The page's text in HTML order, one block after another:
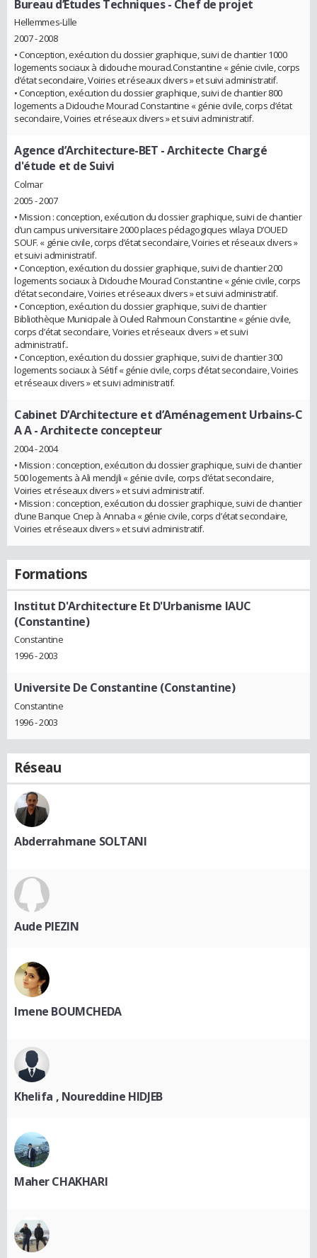
Bureau d’Etudes Techniques- Chef de projet
Hellemmes-Lille
2007 - 2008
• Conception, exécution du dossier graphique, suivi de chantier 1000
logements sociaux à didouche mourad.Constantine « génie civile, corps
d’état secondaire, Voiries et réseaux divers » et suivi administratif.
• Conception, exécution du dossier graphique, suivi de chantier 800
logements a Didouche Mourad Constantine « génie civile, corps d’état
secondaire, Voiries et réseaux divers » et suivi administratif.
Agence d’Architecture-BET - Architecte Chargé
d'étude et de Suivi
Colmar
2005 - 2007
• Mission : conception, exécution du dossier graphique, suivi de chantier
d’un campus universitaire 2000 places pédagogiques wilaya D’OUED
SOUF. « génie civile, corps d’état secondaire, Voiries et réseaux divers »
et suivi administratif.
• Conception, exécution du dossier graphique, suivi de chantier 200
logements sociaux à Didouche Mourad Constantine « génie civile, corps
d’état secondaire, Voiries et réseaux divers » et suivi administratif.
• Conception, exécution du dossier graphique, suivi de chantier
Bibliothèque Municipale à Ouled Rahmoun Constantine « génie civile,
corps d’état secondaire, Voiries et réseaux divers » et suivi
administratif..
• Conception, exécution du dossier graphique, suivi de chantier 300
logements sociaux à Sétif « génie civile, corps d’état secondaire, Voiries
et réseaux divers » et suivi administratif.
Cabinet D’Architecture et d’Aménagement Urbains-C
A A- Architecte concepteur
2004 - 2004
• Mission : conception, exécution du dossier graphique, suivi de chantier
500 logements à Ali mendjli « génie civile, corps d’état secondaire,
Voiries et réseaux divers » et suivi administratif.
• Mission : conception, exécution du dossier graphique, suivi de chantier
d’une Banque Cnep à Annaba « génie civile, corps d’état secondaire,
Voiries et réseaux divers » et suivi administratif.
Formations
Institut D'Architecture Et D'Urbanisme IAUC
(Constantine)
Constantine
1996 - 2003
Universite De Constantine (Constantine)
Constantine
1996 - 2003
Réseau
Abderrahmane SOLTANI
Aude PIEZIN
Imene BOUMCHEDA
Khelifa , Noureddine HIDJEB
Maher CHAKHARI